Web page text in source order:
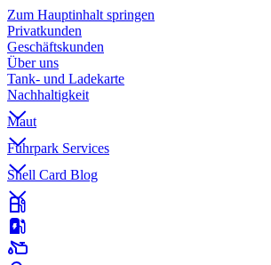
Zum Hauptinhalt springen
Privatkunden
Geschäftskunden
Über uns
Tank- und Ladekarte
Nachhaltigkeit
Maut
Fuhrpark Services
Shell Card Blog